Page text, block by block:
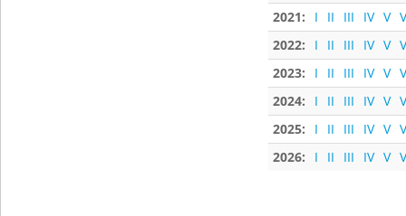
2021:
I II III IV V
2022:
I II III IV V
2023:
I II III IV V
2024:
I II III IV V
2025:
I II III IV V
2026:
I II III IV V